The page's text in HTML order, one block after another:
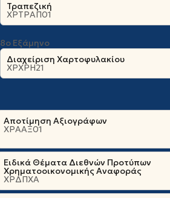
Τραπεζική
ΧΡΤΡΑΠ01
8ο Εξάμηνο
Διαχείριση Χαρτοφυλακίου
ΧΡΧΡΗ21
Αποτίμηση Αξιογράφων
ΧΡΑΑΞ01
Ειδικά Θέματα Διεθνών Προτύπων
Χρηματοοικονομικής Αναφοράς
ΧΡΔΠΧΑ